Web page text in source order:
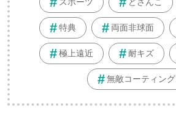
特典 両面非球面
極上遠近 耐キズ
無敵コーティング